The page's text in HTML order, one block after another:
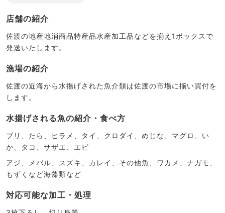
店舗の紹介
佐渡の地産地消商品特産品水産加工品などを揃え1ボックスで
発送いたします。
漁場の紹介
佐渡の近海から水揚げされた魚介類は佐渡の市場に揃い買付を
します。
水揚げされる魚の紹介・食べ方
ブリ、たら、ヒラメ、タイ、クロダイ、めじな、マグロ、い
か、タコ、サザエ、エビ
アジ、メバル、スズキ、カレイ、その他魚、ワカメ、ナガモ、
もずくなど海藻類など
対応可能な加工・処理